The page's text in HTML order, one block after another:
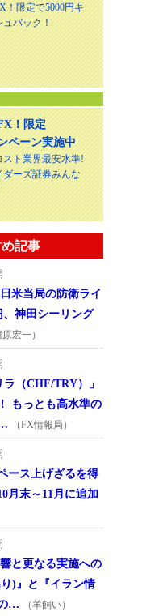
！限定で5000円キ
ュバック！
！限定
ペーン実施中
スト業界最安水準!
ダーズ証券みんな
記事
米当局の防衛ライ
、神田シーリング
原宏一）
（CHF/TRY）」
もっとも高水準の
（FX情報局）
ース上げざるを得
月末～11月に追加
と更なる実施への
)』と『イラン情
…
（羊飼い）